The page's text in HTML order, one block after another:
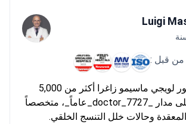
Luigi
من قبل :
أجرى البروفيسور لويجي ماسيمو زاغرا أكثر من 5,000
جراحة للورك على مدار _doctor_7727_عاماً_، متخصصاً
وحالات خلل التنسج الخلقي.